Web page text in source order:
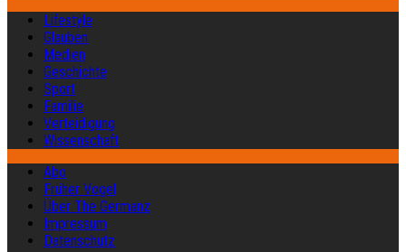
Lifestyle
Glauben
Medien
Geschichte
Sport
Familie
Verteidigung
Wissenschaft
Abo
Früher Vogel
Über The Germanz
Impressum
Datenschutz